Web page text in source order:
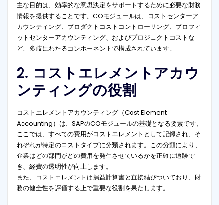
主な目的は、効率的な意思決定をサポートするために必要な財務
情報を提供することです。COモジュールは、コストセンターア
カウンティング、プロダクトコストコントローリング、プロフィ
ットセンターアカウンティング、およびプロジェクトコストな
ど、多岐にわたるコンポーネントで構成されています。
2. コストエレメントアカウ
ンティングの役割
コストエレメントアカウンティング（Cost Element
Accounting）は、SAPのCOモジュールの基礎となる要素です。
ここでは、すべての費用がコストエレメントとして記録され、そ
れぞれが特定のコストタイプに分類されます。この分類により、
企業はどの部門がどの費用を発生させているかを正確に追跡で
き、経費の透明性が向上します。
また、コストエレメントは損益計算書と直接結びついており、財
務の健全性を評価する上で重要な役割を果たします。